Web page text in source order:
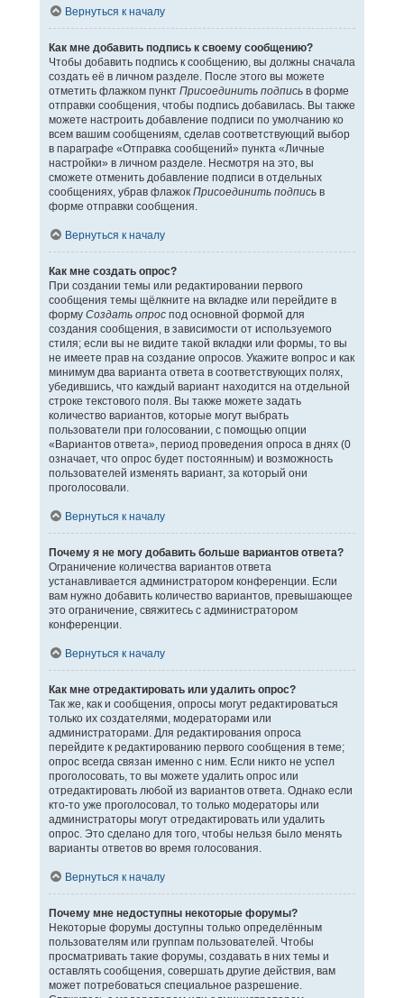
Вернуться к началу
Как мне добавить подпись к своему сообщению?
Чтобы добавить подпись к сообщению, вы должны сначала
создать её в личном разделе. После этого вы можете
отметить флажком пункт Присоединить подписьв форме
отправки сообщения, чтобы подпись добавилась. Вы также
можете настроить добавление подписи по умолчанию ко
всем вашим сообщениям, сделав соответствующий выбор
в параграфе «Отправка сообщений» пункта «Личные
настройки» в личном разделе. Несмотря на это, вы
сможете отменить добавление подписи в отдельных
сообщениях, убрав флажок Присоединить подписьв
форме отправки сообщения.
Вернуться к началу
Как мне создать опрос?
При создании темы или редактировании первого
сообщения темы щёлкните на вкладке или перейдите в
форму Создать опроспод основной формой для
создания сообщения, в зависимости от используемого
стиля; если вы не видите такой вкладки или формы, то вы
не имеете прав на создание опросов. Укажите вопрос и как
минимум два варианта ответа в соответствующих полях,
убедившись, что каждый вариант находится на отдельной
строке текстового поля. Вы также можете задать
количество вариантов, которые могут выбрать
пользователи при голосовании, с помощью опции
«Вариантов ответа», период проведения опроса в днях (0
означает, что опрос будет постоянным) и возможность
пользователей изменять вариант, за который они
проголосовали.
Вернуться к началу
Почему я не могу добавить больше вариантов ответа?
Ограничение количества вариантов ответа
устанавливается администратором конференции. Если
вам нужно добавить количество вариантов, превышающее
это ограничение, свяжитесь с администратором
конференции.
Вернуться к началу
Как мне отредактировать или удалить опрос?
Так же, как и сообщения, опросы могут редактироваться
только их создателями, модераторами или
администраторами. Для редактирования опроса
перейдите к редактированию первого сообщения в теме;
опрос всегда связан именно с ним. Если никто не успел
проголосовать, то вы можете удалить опрос или
отредактировать любой из вариантов ответа. Однако если
кто-то уже проголосовал, то только модераторы или
администраторы могут отредактировать или удалить
опрос. Это сделано для того, чтобы нельзя было менять
варианты ответов во время голосования.
Вернуться к началу
Почему мне недоступны некоторые форумы?
Некоторые форумы доступны только определённым
пользователям или группам пользователей. Чтобы
просматривать такие форумы, создавать в них темы и
оставлять сообщения, совершать другие действия, вам
может потребоваться специальное разрешение.